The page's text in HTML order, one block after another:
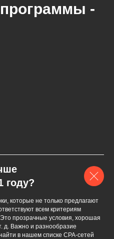
-
году?
которые не только предлагают
всем критериям
прозрачные условия, хорошая
д. Важно и разнообразие
в нашем списке СPA-сетей